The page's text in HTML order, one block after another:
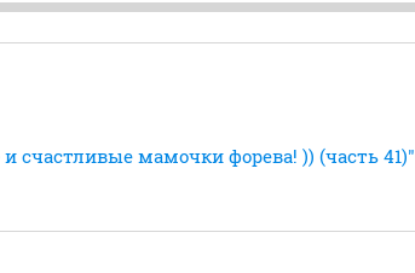
счастливые мамочки форева! )) (часть 41)"